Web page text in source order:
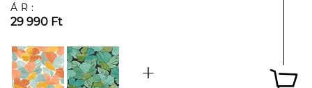
ÁR:
29 990 Ft